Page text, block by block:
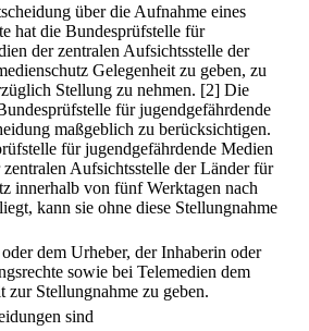
über die Aufnahme eines
hat die Bundesprüfstelle für
der zentralen Aufsichtsstelle der
Gelegenheit zu geben, zu
Stellung zu nehmen. [2] Die
für jugendgefährdende
maßgeblich zu berücksichtigen.
für jugendgefährdende Medien
Aufsichtsstelle der Länder für
innerhalb von fünf Werktagen nach
kann sie ohne diese Stellungnahme
dem Urheber, der Inhaberin oder
sowie bei Telemedien dem
zur Stellungnahme zu geben.
sind